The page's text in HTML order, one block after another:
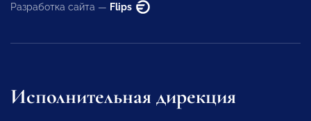
Разработка сайта — Flips
Исполнительная дирекция